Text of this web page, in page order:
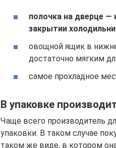
полочка на дверце —
закрытии
овощной ящик в
достаточно мягким
самое прохладное
В упаковке
Чаще всего производитель
упаковки. В таком случае
таком же виде, в котором